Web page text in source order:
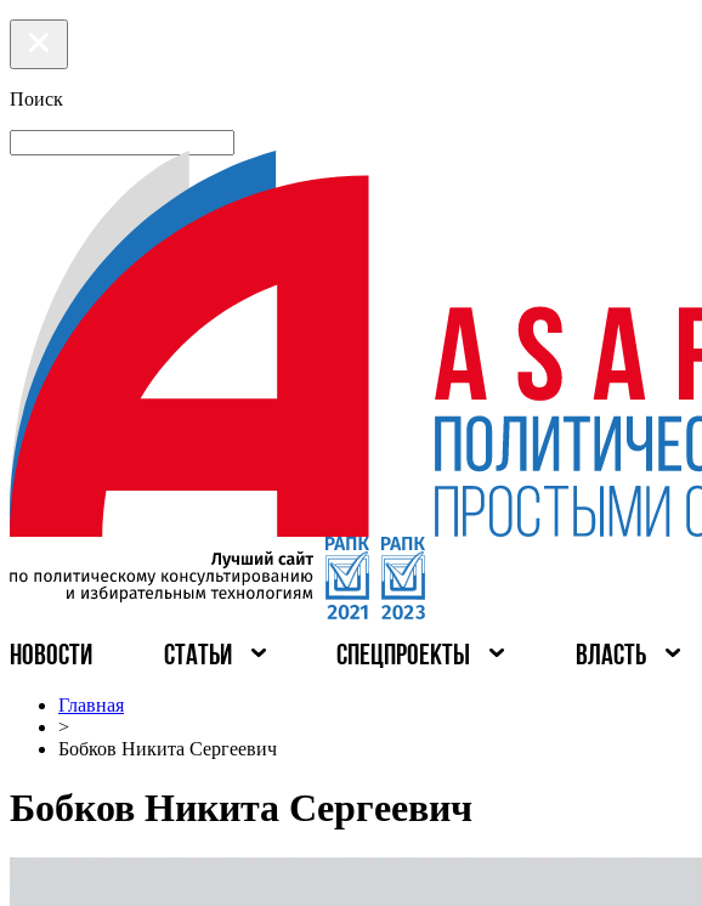
Поиск
НОВОСТИ СТАТЬИ СПЕЦПРОЕКТЫ ВЛАСТЬ
Главная
>
Бобков Никита Сергеевич
Бобков Никита Сергеевич